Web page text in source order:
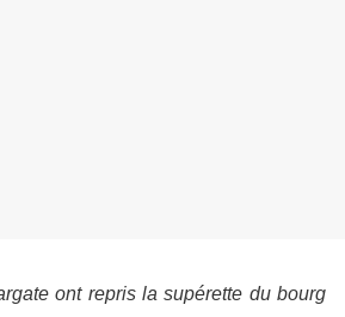
ont repris la supérette du bourg